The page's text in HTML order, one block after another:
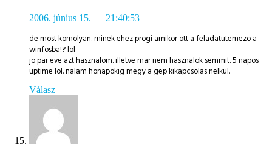
2006. június 15. — 21:40:53
de most komolyan. minek ehez progi amikor ott a feladatutemezo a
winfosba!? lol
jo par eve azt hasznalom. illetve mar nem hasznalok semmit. 5 napos
uptime lol. nalam honapokig megy a gep kikapcsolas nelkul.
Válasz